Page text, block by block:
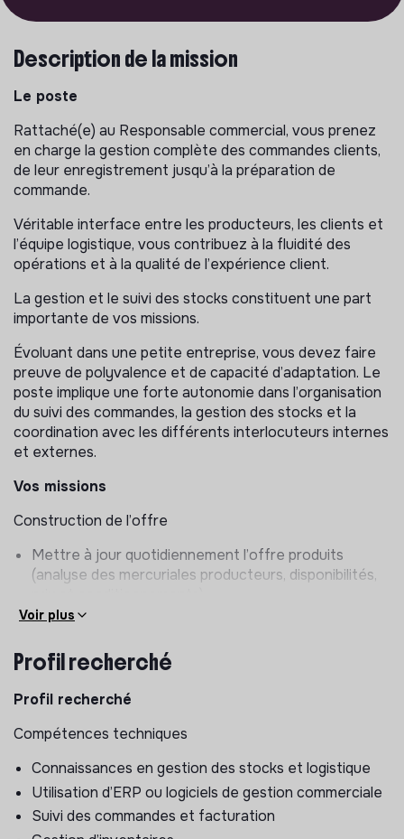
Description de la mission
Le poste
Rattaché(e) au Responsable commercial, vous prenez
en charge la gestion complète des commandes clients,
de leur enregistrement jusqu’à la préparation de
commande.
Véritable interface entre les producteurs, les clients et
l’équipe logistique, vous contribuez à la fluidité des
opérations et à la qualité de l’expérience client.
La gestion et le suivi des stocks constituent une part
importante de vos missions.
Évoluant dans une petite entreprise, vous devez faire
preuve de polyvalence et de capacité d’adaptation. Le
poste implique une forte autonomie dans l’organisation
du suivi des commandes, la gestion des stocks et la
coordination avec les différents interlocuteurs internes
et externes.
Vos missions
Construction de l’offre
Mettre à jour quotidiennement l’offre produits
(analyse des mercuriales producteurs, disponibilités,
Mettre à jour les fiches produits et vérifier le bon
Assurer la relation et l’assistance client au quotidien.
Administration des ventes
Enregistrer et suivre les commandes clients jusqu’à
Mise à jour des bons de livraison (quantités,
conditionnements, DLC/DLUO, numéros de lot…) et
rapprochement (signalements des manques, des
erreurs, etc).
Voir plus
Profil recherché
Profil recherché
Compétences techniques
Connaissances en gestion des stocks et logistique
Utilisation d’ERP ou logiciels de gestion commerciale
Suivi des commandes et facturation